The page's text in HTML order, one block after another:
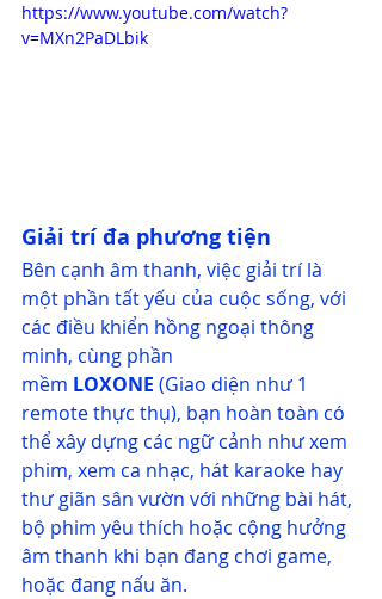
https://www.youtube.com/watch?
v=MXn2PaDLbik
Giải trí đa phương tiện
Bên cạnh âm thanh, việc giải trí là
một phần tất yếu của cuộc sống, với
các điều khiển hồng ngoại thông
minh, cùng phần
mềm LOXONE (Giao diện như 1
remote thực thụ), bạn hoàn toàn có
thể xây dựng các ngữ cảnh như xem
phim, xem ca nhạc, hát karaoke hay
thư giãn sân vườn với những bài hát,
bộ phim yêu thích hoặc cộng hưởng
âm thanh khi bạn đang chơi game,
hoặc đang nấu ăn.